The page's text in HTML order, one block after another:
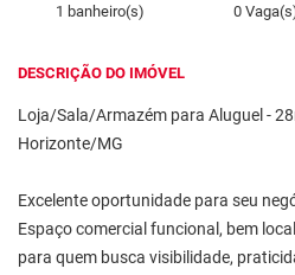
1 banheiro(s) 0
DESCRIÇÃO DO IMÓVEL
Loja/Sala/Armazém para Aluguel -
Horizonte/MG
Excelente oportunidade para seu
Espaço comercial funcional, bem
para quem busca visibilidade,